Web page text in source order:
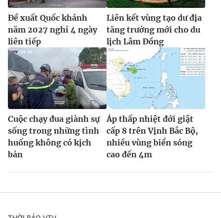
Đề xuất Quốc khánh
năm 2027 nghỉ 4 ngày
liên tiếp
Liên kết vùng tạo dư địa
tăng trưởng mới cho du
lịch Lâm Đồng
Cuộc chạy đua giành sự
sống trong những tình
huống không có kịch
bản
Áp thấp nhiệt đới giật
cấp 8 trên Vịnh Bắc Bộ,
nhiều vùng biển sóng
cao đến 4m